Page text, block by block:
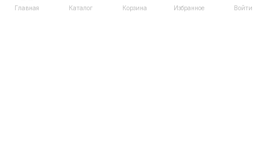
Главная Каталог Корзина Избранное Войти